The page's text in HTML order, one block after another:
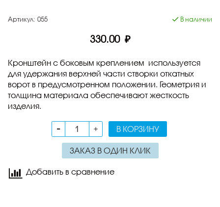
Артикул: 055 В наличии
330.00 ₽
Кронштейн с боковым креплением используется
для удержания верхней части створки откатных
ворот в предусмотренном положении. Геометрия и
толщина материала обеспечивают жесткость
изделия.
В КОРЗИНУ
ЗАКАЗ В ОДИН КЛИК
Добавить в сравнение